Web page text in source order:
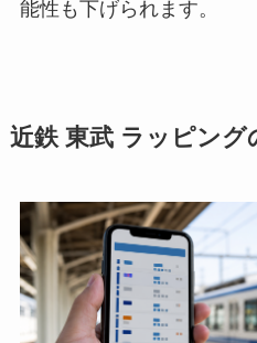
能性も下げられます。
近鉄 東武 ラッピング